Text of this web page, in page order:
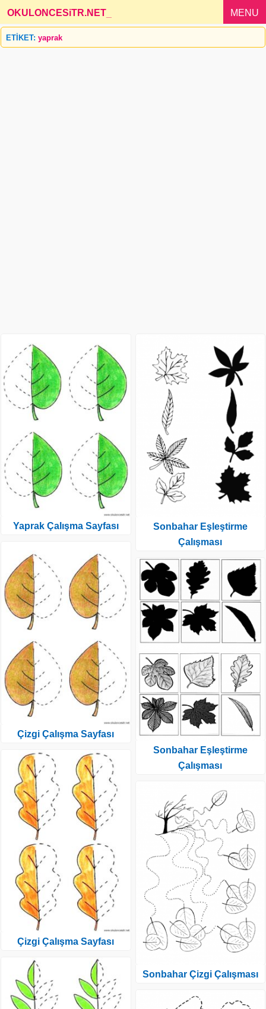
OKULONCESiTR.NET MENU
ETİKET: yaprak
Yaprak Çalışma Sayfası
Çizgi Çalışma Sayfası
Çizgi Çalışma Sayfası
Sonbahar Eşleştirme
Çalışması
Sonbahar Eşleştirme
Çalışması
Sonbahar Çizgi Çalışması